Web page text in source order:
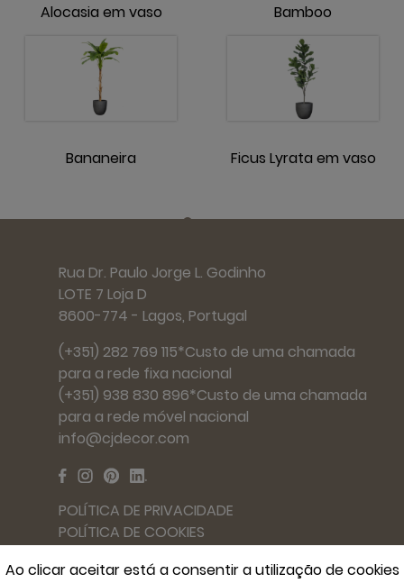
Alocasia em vaso Bamboo
Bananeira Ficus Lyrata em vaso
Rua Dr. Paulo Jorge L. Godinho
LOTE 7 Loja D
8600-774 - Lagos, Portugal
(+351) 282 769 115*Custo de uma chamada
para a rede fixa nacional
(+351) 938 830 896*Custo de uma chamada
para a rede móvel nacional
info@cjdecor.com
POLÍTICA DE PRIVACIDADE
POLÍTICA DE COOKIES
Ao clicar aceitar está a consentir a utilização de cookies